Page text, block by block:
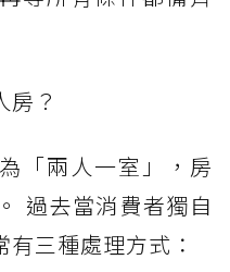
房？
「兩人一室」，房
過去當消費者獨自
三種處理方式：